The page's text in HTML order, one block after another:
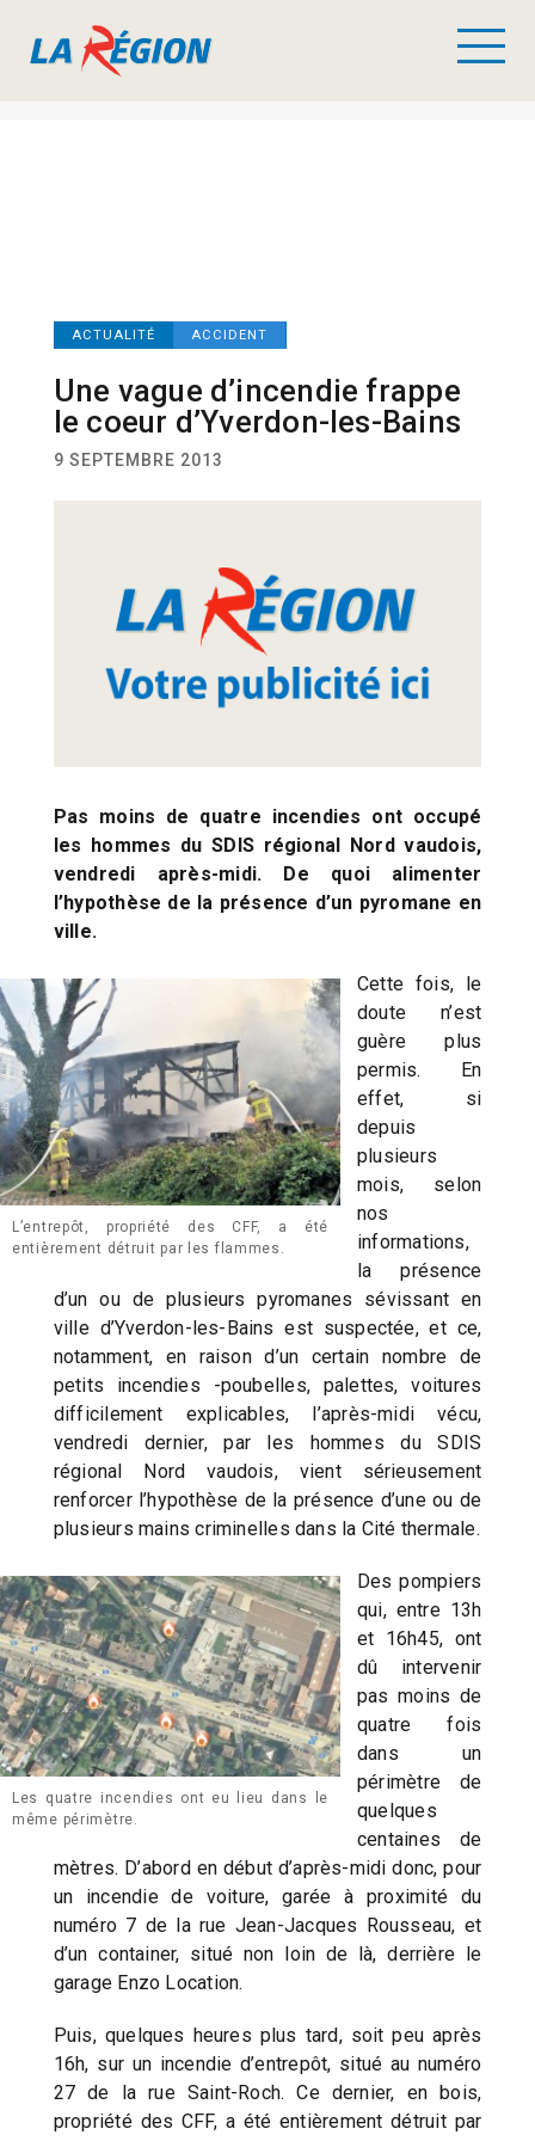
ACTUALITÉ ACCIDENT
Une vague d’incendie frappe
le coeur d’Yverdon-les-Bains
9 SEPTEMBRE 2013
Pas moins de quatre incendies ont occupé
les hommes du SDIS régional Nord vaudois,
vendredi après-midi. De quoi alimenter
l’hypothèse de la présence d’un pyromane en
ville.
L’entrepôt, propriété des CFF, a été
entièrement détruit par les flammes.
Cette fois, le
doute n’est
guère plus
permis. En
effet, si
depuis
plusieurs
mois, selon
nos
informations,
la présence
d’un ou de plusieurs pyromanes sévissant en
ville d’Yverdon-les-Bains est suspectée, et ce,
notamment, en raison d’un certain nombre de
petits incendies -poubelles, palettes, voitures
difficilement explicables, l’après-midi vécu,
vendredi dernier, par les hommes du SDIS
régional Nord vaudois, vient sérieusement
renforcer l’hypothèse de la présence d’une ou de
plusieurs mains criminelles dans la Cité thermale.
Les quatre incendies ont eu lieu dans le
même périmètre.
Des pompiers
qui, entre 13h
et 16h45, ont
dû intervenir
pas moins de
quatre fois
dans un
périmètre de
quelques
centaines de
mètres. D’abord en début d’après-midi donc, pour
un incendie de voiture, garée à proximité du
numéro 7 de la rue Jean-Jacques Rousseau, et
d’un container, situé non loin de là, derrière le
garage Enzo Location.
Puis, quelques heures plus tard, soit peu après
16h, sur un incendie d’entrepôt, situé au numéro
27 de la rue Saint-Roch. Ce dernier, en bois,
propriété des CFF, a été entièrement détruit par